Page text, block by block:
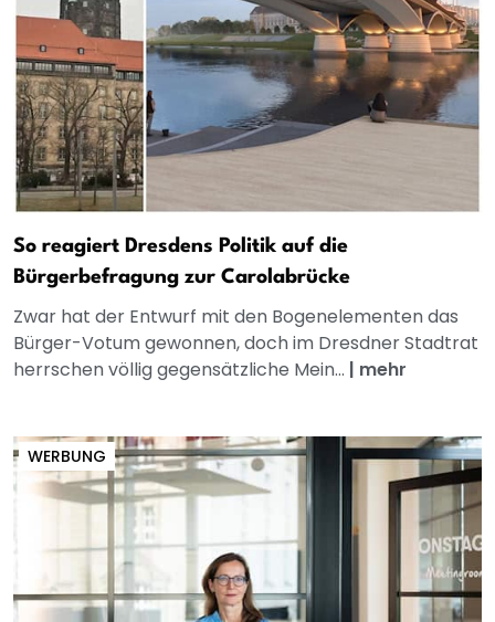
So reagiert Dresdens Politik auf die
Bürgerbefragung zur Carolabrücke
Zwar hat der Entwurf mit den Bogenelementen das
Bürger-Votum gewonnen, doch im Dresdner Stadtrat
herrschen völlig gegensätzliche Mein... | mehr
WERBUNG